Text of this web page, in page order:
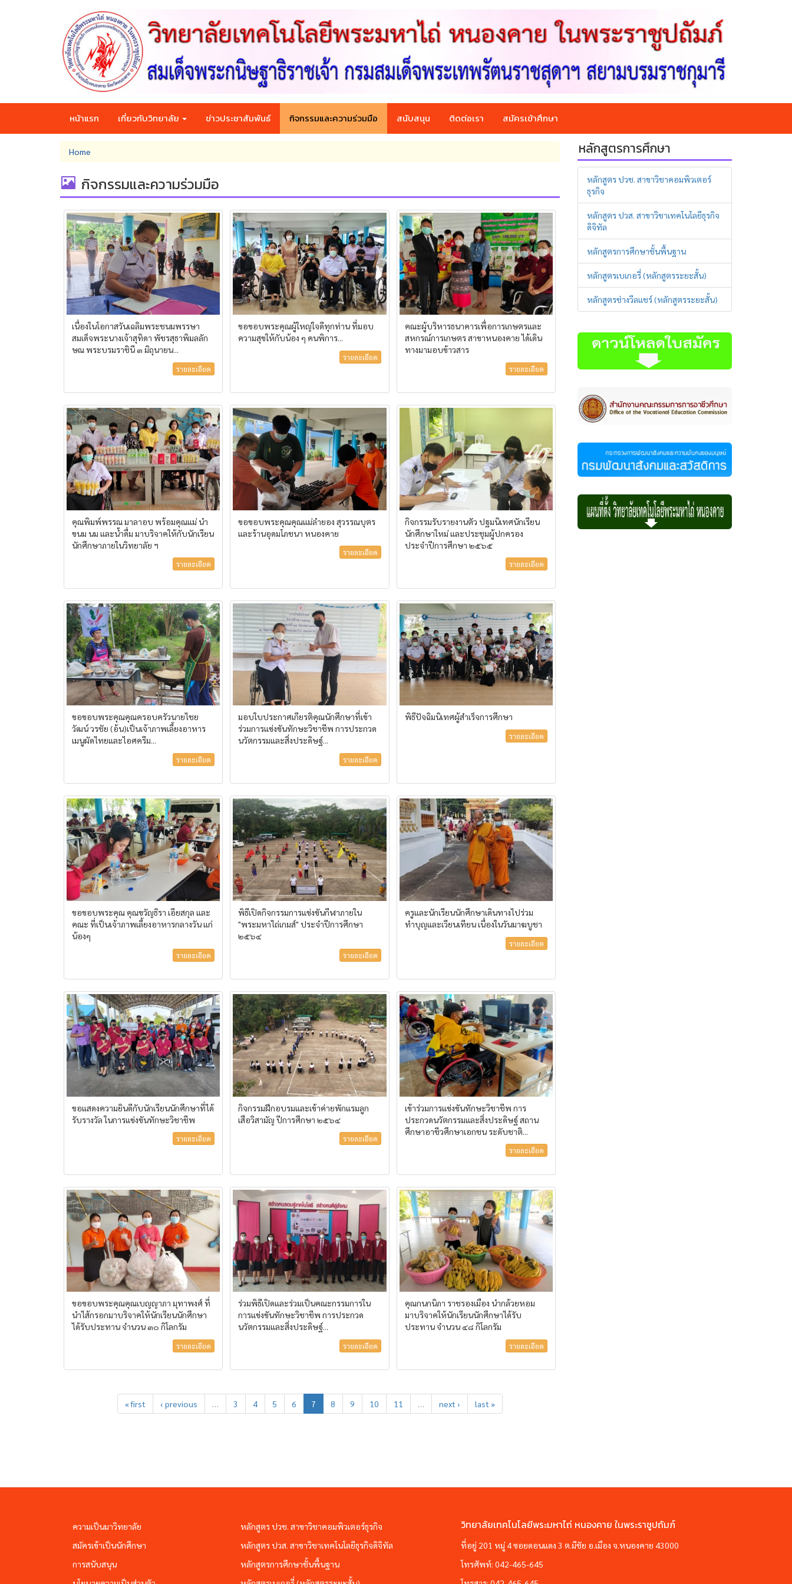
หน้าแรก เกี่ยวกับวิทยาลัย ข่าวประชาสัมพันธ์ กิจกรรมและความร่วมมือ สนับสนุน ติดต่อเรา สมัครเข้าศึกษา
You
are
here
Home
กิจกรรมและความร่วมมือ
เนื่องในโอกาสวันเฉลิมพระชนมพรรษา
สมเด็จพระนางเจ้าสุทิดา พัชรสุธาพิมลลัก
ษณ พระบรมราชินี ๓ มิถุนายน...
รายละเอียด
ขอขอบพระคุณผู้ใหญ่ใจดีทุกท่าน ที่มอบ
ความสุขให้กับน้อง ๆ คนพิการ...
รายละเอียด
คณะผู้บริหารธนาคารเพื่อการเกษตรและ
สหกรณ์การเกษตร สาขาหนองคาย ได้เดิน
ทางมามอบข้าวสาร
รายละเอียด
คุณพิมพ์พรรณ มาลาอบ พร้อมคุณแม่ นำ
ขนม นม และน้ำดื่ม มาบริจาคให้กับนักเรียน
นักศึกษาภายในวิทยาลัย ฯ
รายละเอียด
ขอขอบพระคุณคุณแม่ลำยอง สุวรรณบุตร
และร้านอุดมโภชนา หนองคาย
รายละเอียด
กิจกรรมรับรายงานตัว ปฐมนิเทศนักเรียน
นักศึกษาใหม่ และประชุมผู้ปกครอง
ประจำปีการศึกษา ๒๕๖๕
รายละเอียด
ขอขอบพระคุณคุณครอบครัวนายไชย
วัฒน์ วรชัย (อ้น)เป็นเจ้าภาพเลี้ยงอาหาร
เมนูผัดไทยและไอศครีม...
รายละเอียด
มอบใบประกาศเกียรติคุณนักศึกษาที่เข้า
ร่วมการแข่งขันทักษะวิชาชีพ การประกวด
นวัตกรรมและสิ่งประดิษฐ์...
รายละเอียด
พิธีปัจฉิมนิเทศผู้สำเร็จการศึกษา
รายละเอียด
ขอขอบพระคุณ คุณขวัญธิรา เอียสกุล และ
คณะ ที่เป็นเจ้าภาพเลี้ยงอาหารกลางวัน แก่
น้องๆ
รายละเอียด
พิธีเปิดกิจกรรมการแข่งขันกีฬาภายใน
"พระมหาไถ่เกมส์" ประจำปีการศึกษา
๒๕๖๔
รายละเอียด
ครูและนักเรียนนักศึกษาเดินทางไปร่วม
ทำบุญและเวียนเทียน เนื่องในวันมาฆบูชา
รายละเอียด
ขอแสดงความยินดีกับนักเรียนนักศึกษาที่ได้
รับรางวัล ในการแข่งขันทักษะวิชาชีพ
รายละเอียด
กิจกรรมฝึกอบรมและเข้าค่ายพักแรมลูก
เสือวิสามัญ ปีการศึกษา ๒๕๖๔
รายละเอียด
เข้าร่วมการแข่งขันทักษะวิชาชีพ การ
ประกวดนวัตกรรมและสิ่งประดิษฐ์ สถาน
ศึกษาอาชีวศึกษาเอกชน ระดับชาติ...
รายละเอียด
ขอขอบพระคุณคุณเบญญาภา มุทาพงศ์ ที่
นำไส้กรอกมาบริจาคให้นักเรียนนักศึกษา
ได้รับประทาน จำนวน ๓๐ กิโลกรัม
รายละเอียด
ร่วมพิธีเปิดและร่วมเป็นคณะกรรมการใน
การแข่งขันทักษะวิชาชีพ การประกวด
นวัตกรรมและสิ่งประดิษฐ์...
รายละเอียด
คุณกนกนิภา ราชรองเมือง นำกล้วยหอม
มาบริจาคให้นักเรียนนักศึกษาได้รับ
ประทาน จำนวน ๔๘ กิโลกรัม
รายละเอียด
« first ‹ previous … 3 4 5 6 7 8 9 10 11 … next › last »
หลักสูตรการศึกษา
หลักสูตร ปวช. สาขาวิชาคอมพิวเตอร์
ธุรกิจ
หลักสูตร ปวส. สาขาวิชาเทคโนโลยีธุรกิจ
ดิจิทัล
หลักสูตรการศึกษาชั้นพื้นฐาน
หลักสูตรเบเกอรี่ (หลักสูตรระยะสั้น)
หลักสูตรช่างวีลแชร์ (หลักสูตรระยะสั้น)
ความเป็นมาวิทยาลัย
สมัครเข้าเป็นนักศึกษา
การสนับสนุน
หลักสูตร ปวช. สาขาวิชาคอมพิวเตอร์ธุรกิจ
หลักสูตร ปวส. สาขาวิชาเทคโนโลยีธุรกิจดิจิทัล
หลักสูตรการศึกษาชั้นพื้นฐาน
วิทยาลัยเทคโนโลยีพระมหาไถ่ หนองคาย ในพระราชูปถัมภ์
ที่อยู่ 201 หมู่ 4 ซอยดอนแดง 3 ต.มีชัย อ.เมือง จ.หนองคาย 43000
โทรศัพท์: 042-465-645